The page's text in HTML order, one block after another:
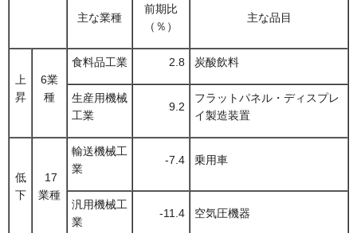
主な業種
前期比
（％）
主な品目
上
昇
6業
種
食料品工業 2.8 炭酸飲料
生産用機械
工業
9.2
フラットパネル・ディスプレ
イ製造装置
低
下
17
業種
輸送機械工
業
-7.4 乗用車
汎用機械工
業
-11.4 空気圧機器